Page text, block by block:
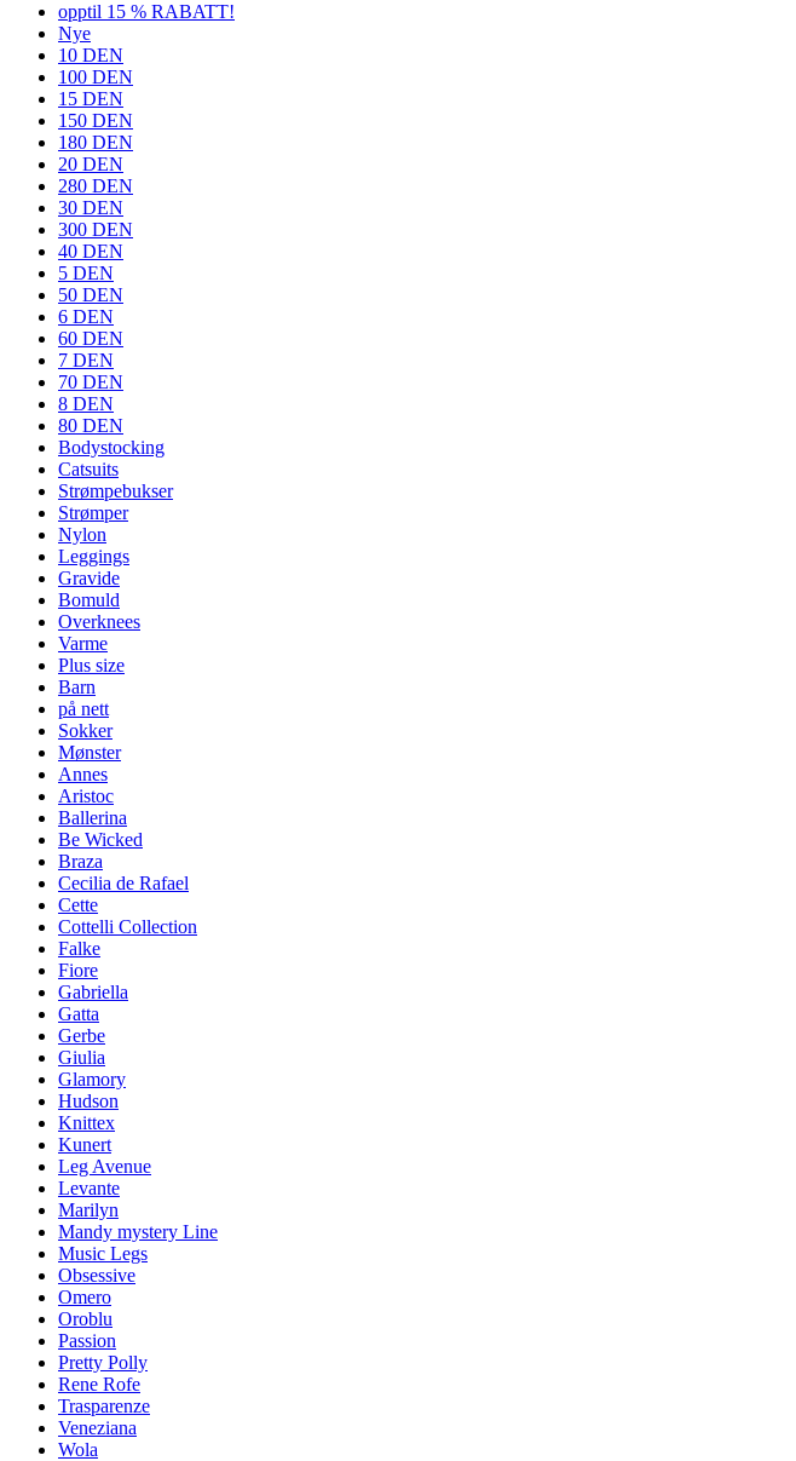
opptil 15 % RABATT!
Nye
10 DEN
100 DEN
15 DEN
150 DEN
180 DEN
20 DEN
280 DEN
30 DEN
300 DEN
40 DEN
5 DEN
50 DEN
6 DEN
60 DEN
7 DEN
70 DEN
8 DEN
80 DEN
Bodystocking
Catsuits
Strømpebukser
Strømper
Nylon
Leggings
Gravide
Bomuld
Overknees
Varme
Plus size
Barn
på nett
Sokker
Mønster
Annes
Aristoc
Ballerina
Be Wicked
Braza
Cecilia de Rafael
Cette
Cottelli Collection
Falke
Fiore
Gabriella
Gatta
Gerbe
Giulia
Glamory
Hudson
Knittex
Kunert
Leg Avenue
Levante
Marilyn
Mandy mystery Line
Music Legs
Obsessive
Omero
Oroblu
Passion
Pretty Polly
Rene Rofe
Trasparenze
Veneziana
Wola